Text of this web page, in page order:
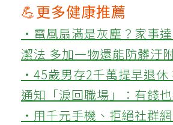
💪更多健康推薦
‧電風扇滿是灰塵？家事
潔法 多加一物還能防髒汙
‧45歲男存2千萬提早退休
通知「淚回職場」：有錢
‧用千元手機、拒絕社群